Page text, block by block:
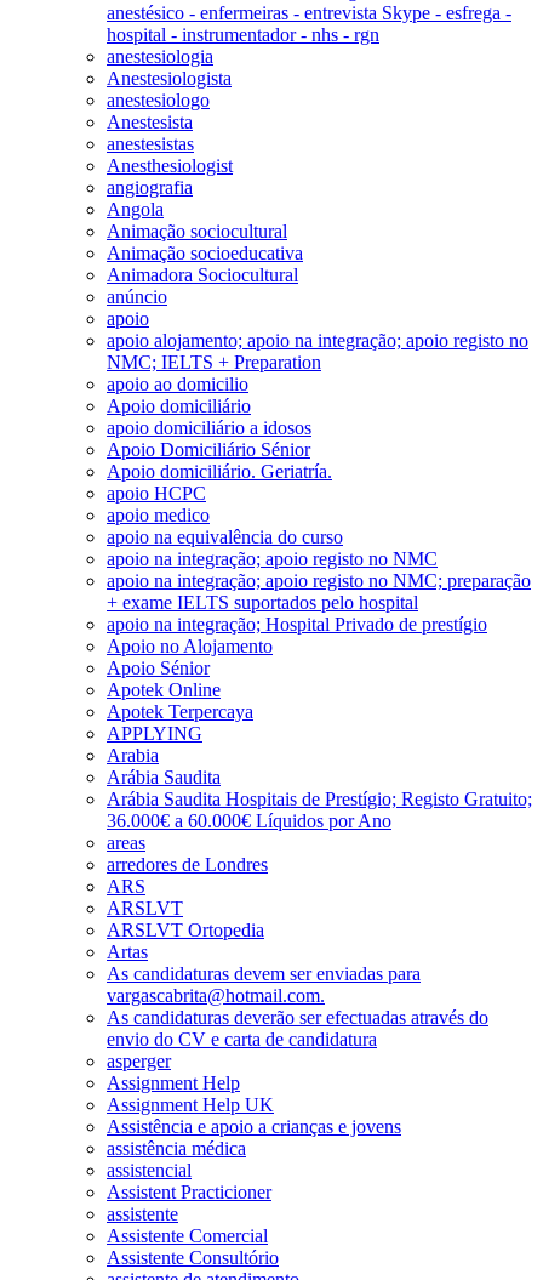
anestésico - enfermeiras - entrevista Skype - esfrega -
hospital - instrumentador - nhs - rgn
anestesiologia
Anestesiologista
anestesiologo
Anestesista
anestesistas
Anesthesiologist
angiografia
Angola
Animação sociocultural
Animação socioeducativa
Animadora Sociocultural
anúncio
apoio
apoio alojamento; apoio na integração; apoio registo no
NMC; IELTS + Preparation
apoio ao domicilio
Apoio domiciliário
apoio domiciliário a idosos
Apoio Domiciliário Sénior
Apoio domiciliário. Geriatría.
apoio HCPC
apoio medico
apoio na equivalência do curso
apoio na integração; apoio registo no NMC
apoio na integração; apoio registo no NMC; preparação
+ exame IELTS suportados pelo hospital
apoio na integração; Hospital Privado de prestígio
Apoio no Alojamento
Apoio Sénior
Apotek Online
Apotek Terpercaya
APPLYING
Arabia
Arábia Saudita
Arábia Saudita Hospitais de Prestígio; Registo Gratuito;
36.000€ a 60.000€ Líquidos por Ano
areas
arredores de Londres
ARS
ARSLVT
ARSLVT Ortopedia
Artas
As candidaturas devem ser enviadas para
vargascabrita@hotmail.com.
As candidaturas deverão ser efectuadas através do
envio do CV e carta de candidatura
asperger
Assignment Help
Assignment Help UK
Assistência e apoio a crianças e jovens
assistência médica
assistencial
Assistent Practicioner
assistente
Assistente Comercial
Assistente Consultório